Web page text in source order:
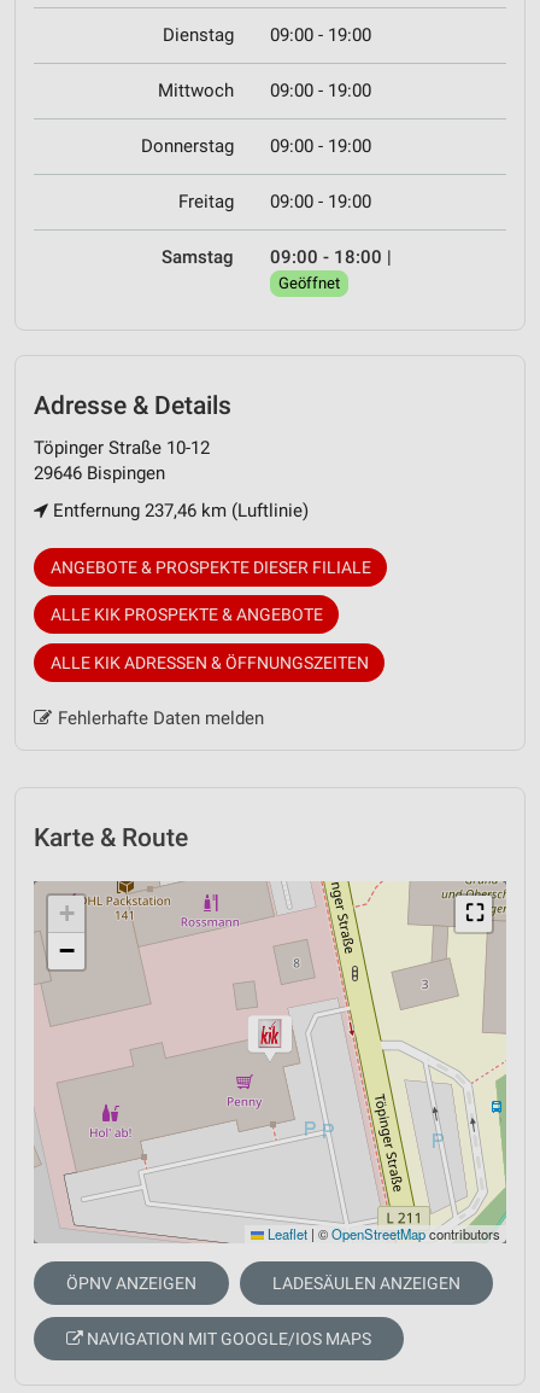
Dienstag 09:00 - 19:00
Mittwoch 09:00 - 19:00
Donnerstag 09:00 - 19:00
Freitag 09:00 - 19:00
Samstag 09:00 - 18:00 |
Geöffnet
Adresse & Details
Töpinger Straße 10-12
29646 Bispingen
Entfernung 237,46 km (Luftlinie)
ANGEBOTE & PROSPEKTE DIESER FILIALE
ALLE KIK PROSPEKTE & ANGEBOTE
ALLE KIK ADRESSEN & ÖFFNUNGSZEITEN
Fehlerhafte Daten melden
Karte & Route
⛶
+
−
Leaflet | ©OpenStreetMapcontributors
ÖPNV ANZEIGEN LADESÄULEN ANZEIGEN
NAVIGATION MIT GOOGLE/IOS MAPS